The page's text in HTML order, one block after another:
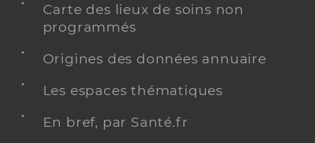
Carte des lieux de soins non
programmés
Origines des données annuaire
Les espaces thématiques
En bref, par Santé.fr